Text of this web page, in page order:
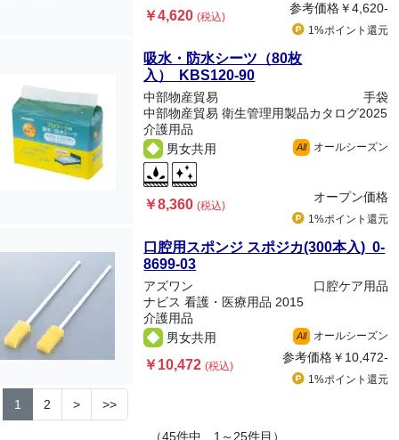
￥4,620(税込)
参考価格￥4,620-
1%ポイント 還元
吸水・防水シーツ（80枚
入） KBS120-90
中部物産貿易
手袋
中部物産貿易 衛生管理用製品カタログ2025
介護用品
男女共用
All オールシーズン
￥8,360(税込)
オープン価格
1%ポイント 還元
口腔用スポンジ スポジカ(300本入) 0-
8699-03
アズワン
口腔ケア用品
ナビス 看護・医療用品 2015
介護用品
男女共用
All オールシーズン
￥10,472(税込)
参考価格￥10,472-
1%ポイント 還元
1 2 > >>
（45件中、1～25件目）